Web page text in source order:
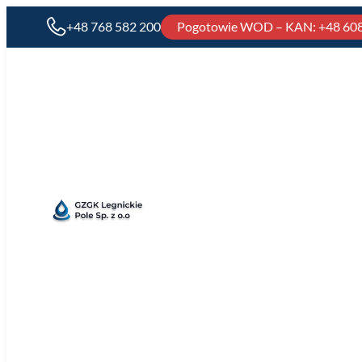
Kontakt
GZGK
+48 768 582 200 Pogotowie WOD – KAN: +48